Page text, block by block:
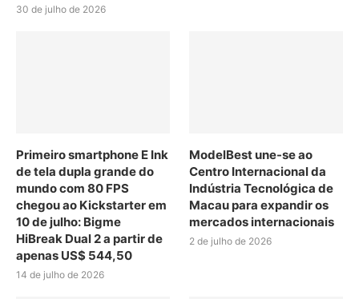
30 de julho de 2026
Primeiro smartphone E Ink
de tela dupla grande do
mundo com 80 FPS
chegou ao Kickstarter em
10 de julho: Bigme
HiBreak Dual 2 a partir de
apenas US$ 544,50
14 de julho de 2026
ModelBest une-se ao
Centro Internacional da
Indústria Tecnológica de
Macau para expandir os
mercados internacionais
2 de julho de 2026